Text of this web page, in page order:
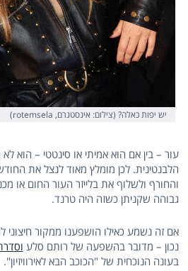
יש יפות כאלה? (צילום: אינסטגרם, rotemsela)
עור – בין אם הוא אמיתי או סינטטי – הוא
הלבנטינית. לכן מומלץ מאוד לנצל את
והחורף ולשלוף את בלייזר העור החום או
גבוהה שקניתן כשזה היה טרנד.
אם זה נשמע כאילו הושפענו ממקור חיצוני
נכון – מדובר בהשפעה של רותם סלע
בעונה הנוכחית של "הכוכב הבא לאירוויזיון".